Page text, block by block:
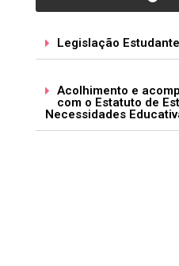
Legislação
Acolhimento e
com o Estatuto de
Necessidades